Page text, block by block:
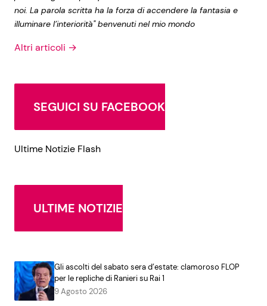
noi. La parola scritta ha la forza di accendere la fantasia e
illuminare l’interiorità" benvenuti nel mio mondo
Altri articoli →
SEGUICI SU FACEBOOK
Ultime Notizie Flash
ULTIME NOTIZIE
Gli ascolti del sabato sera d’estate: clamoroso FLOP
per le repliche di Ranieri su Rai 1
9 Agosto 2026